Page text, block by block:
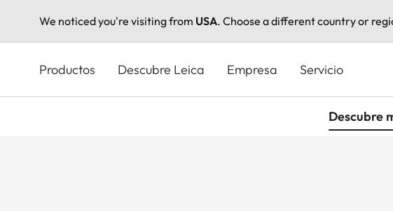
We noticed you're visiting from USA. Choose a different country or
principal
Productos Descubre Leica Empresa Servicio
Descubre